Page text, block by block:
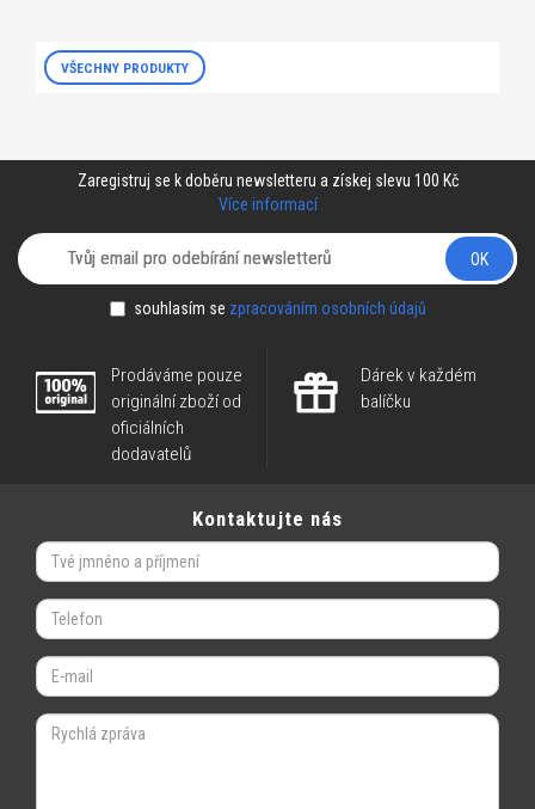
VŠECHNY PRODUKTY
Zaregistruj se k doběru newsletteru a získej slevu 100 Kč
Více informací
OK
souhlasím se zpracováním osobních údajů
Prodáváme pouze
originální zboží od
oficiálních
dodavatelů
Dárek v každém
balíčku
Kontaktujte nás